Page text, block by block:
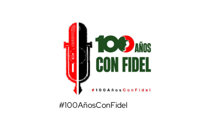
#100AñosConFidel